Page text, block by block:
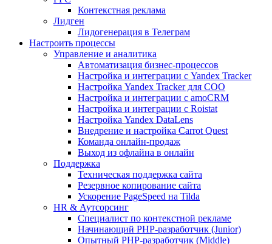
Контекстная реклама
Лидген
Лидогенерация в Телеграм
Настроить процессы
Управление и аналитика
Автоматизация бизнес-процессов
Настройка и интеграции с Yandex Tracker
Настройка Yandex Tracker для СОО
Настройка и интеграции с amoCRM
Настройка и интеграции с Roistat
Настройка Yandex DataLens
Внедрение и настройка Carrot Quest
Команда онлайн-продаж
Выход из офлайна в онлайн
Поддержка
Техническая поддержка сайта
Резервное копирование сайта
Ускорение PageSpeed на Tilda
HR & Аутсорсинг
Специалист по контекстной рекламе
Начинающий PHP-разработчик (Junior)
Опытный PHP-разработчик (Middle)